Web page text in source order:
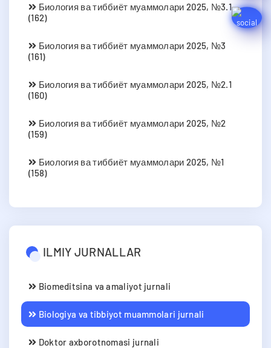
Биология ва тиббиёт муаммолари 2025, №3.1
(162)
Биология ва тиббиёт муаммолари 2025, №3
(161)
Биология ва тиббиёт муаммолари 2025, №2.1
(160)
Биология ва тиббиёт муаммолари 2025, №2
(159)
Биология ва тиббиёт муаммолари 2025, №1
(158)
ILMIY JURNALLAR
Biomeditsina va amaliyot jurnali
Biologiya va tibbiyot muammolari jurnali
Doktor axborotnomasi jurnali